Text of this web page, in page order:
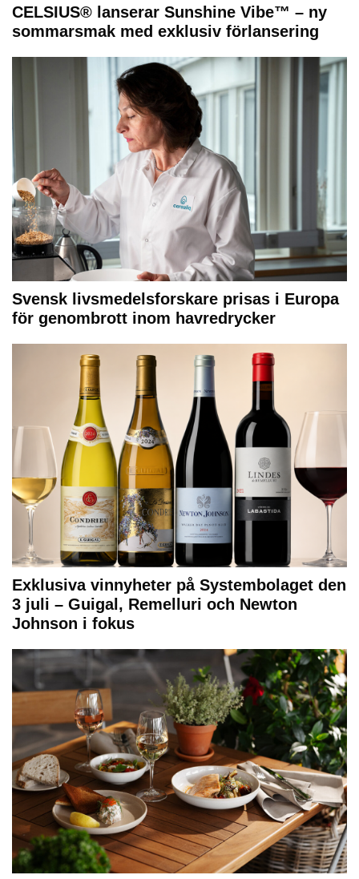
CELSIUS® lanserar Sunshine Vibe™ – ny
sommarsmak med exklusiv förlansering
Svensk livsmedelsforskare prisas i Europa
för genombrott inom havredrycker
Exklusiva vinnyheter på Systembolaget den
3 juli – Guigal, Remelluri och Newton
Johnson i fokus